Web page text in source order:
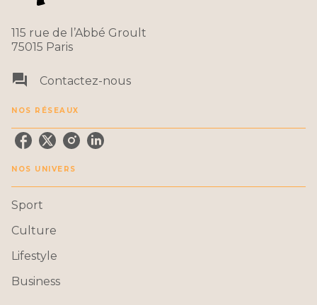
115 rue de l’Abbé Groult
75015 Paris
question_answer Contactez-nous
NOS RÉSEAUX
NOS UNIVERS
Sport
Culture
Lifestyle
Business